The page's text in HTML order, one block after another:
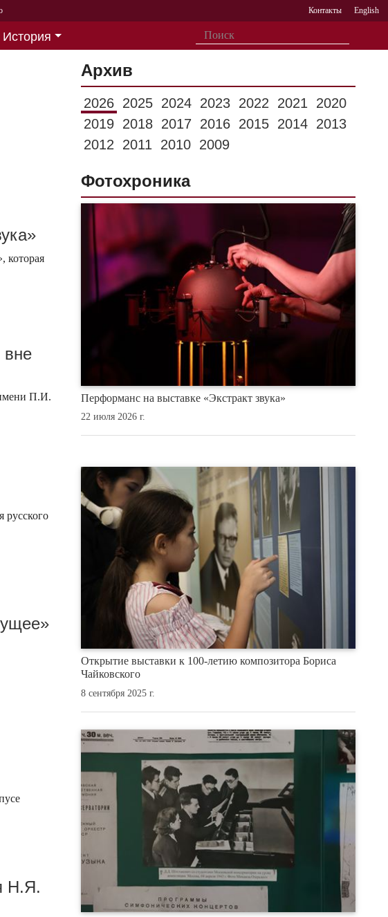
Контакты English
История
которая
вне
П.И.
русского
Н.Я.
Архив
2026 2025 2024 2023 2022 2021
2020
2019 2018 2017 2016 2015 2014 2013
2012
2011 2010 2009
Фотохроника
Перформанс на выставке «Экстракт звука»
22 июля 2026 г.
Открытие выставки к 100-летию композитора Бориса
Чайковского
8 сентября 2025 г.